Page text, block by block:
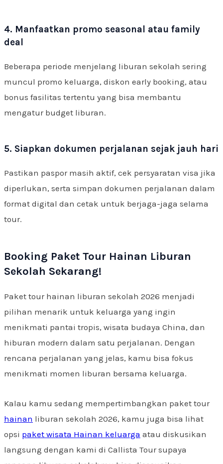
4. Manfaatkan promo seasonal atau family
deal
Beberapa periode menjelang liburan sekolah sering
muncul promo keluarga, diskon early booking, atau
bonus fasilitas tertentu yang bisa membantu
mengatur budget liburan.
5. Siapkan dokumen perjalanan sejak jauh hari
Pastikan paspor masih aktif, cek persyaratan visa jika
diperlukan, serta simpan dokumen perjalanan dalam
format digital dan cetak untuk berjaga-jaga selama
tour.
Booking Paket Tour Hainan Liburan
Sekolah Sekarang!
Paket tour hainan liburan sekolah 2026 menjadi
pilihan menarik untuk keluarga yang ingin
menikmati pantai tropis, wisata budaya China, dan
hiburan modern dalam satu perjalanan. Dengan
rencana perjalanan yang jelas, kamu bisa fokus
menikmati momen liburan bersama keluarga.
Kalau kamu sedang mempertimbangkan paket tour
hainan liburan sekolah 2026, kamu juga bisa lihat
opsi paket wisata Hainan keluarga atau diskusikan
langsung dengan kami di Callista Tour supaya